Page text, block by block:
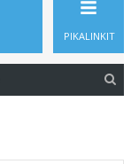
PIKALINKIT